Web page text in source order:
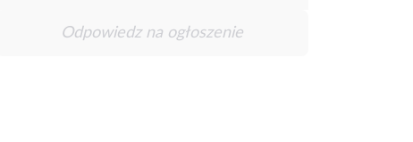
Odpowiedz na ogłoszenie